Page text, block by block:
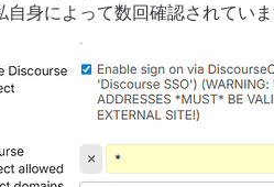
自身によって数回確認されていま